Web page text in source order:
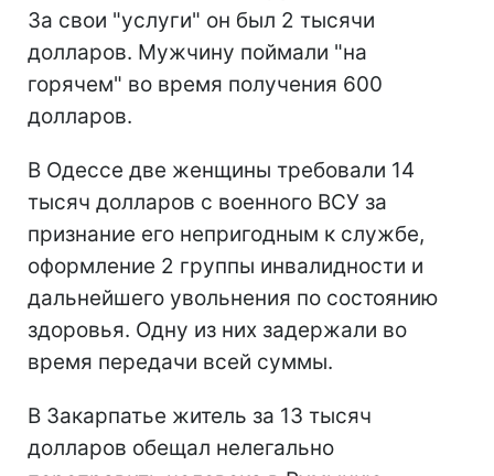
За свои "услуги" он был 2 тысячи
долларов. Мужчину поймали "на
горячем" во время получения 600
долларов.
В Одессе две женщины требовали 14
тысяч долларов с военного ВСУ за
признание его непригодным к службе,
оформление 2 группы инвалидности и
дальнейшего увольнения по состоянию
здоровья. Одну из них задержали во
время передачи всей суммы.
В Закарпатье житель за 13 тысяч
долларов обещал нелегально